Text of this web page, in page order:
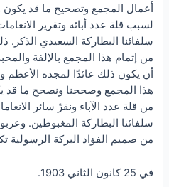
أعمال المجمع وتصحيح ما قد يكون
لسبب قلة عدد أبائه وتقرير
سلفائنا البطاركة السعيدي الذكر.
من إتمام هذا المجمع بالإلفة
أن يكون ذلك عائدًا لمجده الأعظم
هذا المجمع وصححنا ونصحح ما قد
من قلة عدد الآباء ونقرّ سائر
سلفائنا البطاركة المغبوطين.
من صميم الفؤاد البركة الرسولية
في 25 كانون الثاني 1903.